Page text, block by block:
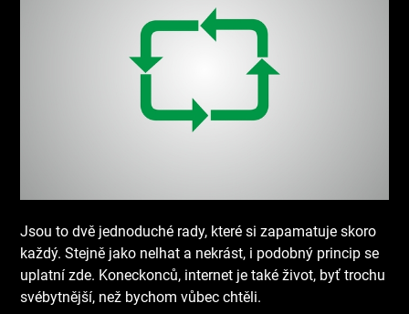
Jsou to dvě jednoduché rady, které si zapamatuje skoro
každý. Stejně jako nelhat a nekrást, i podobný princip se
uplatní zde. Koneckonců, internet je také život, byť trochu
svébytnější, než bychom vůbec chtěli.